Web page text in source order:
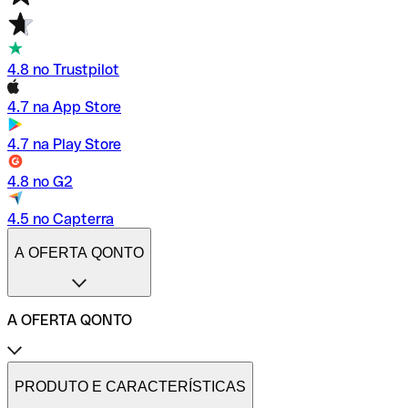
4.8 no Trustpilot
4.7 na App Store
4.7 na Play Store
4.8 no G2
4.5 no Capterra
A OFERTA QONTO
A OFERTA QONTO
Tarifas
Conta profissional online
PRODUTO E CARACTERÍSTICAS